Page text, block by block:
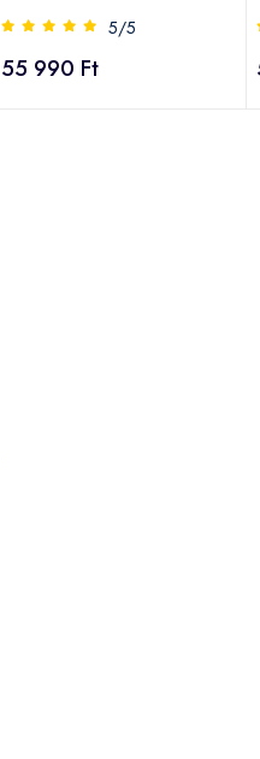
grafit/borostyán/üveg,
5/5
55 990 Ft